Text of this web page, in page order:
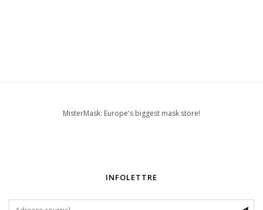
MisterMask: Europe's biggest mask store!
INFOLETTRE